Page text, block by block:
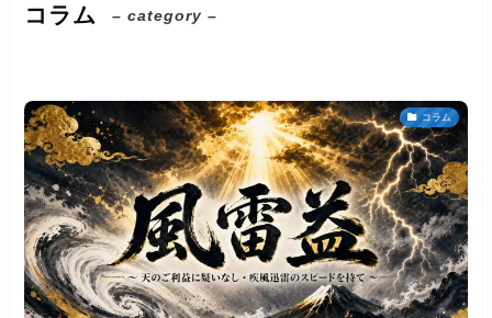
コラム – category –
コラム